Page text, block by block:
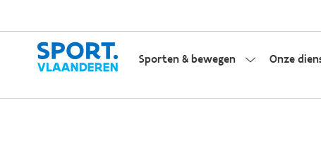
Sporten & bewegen Onze